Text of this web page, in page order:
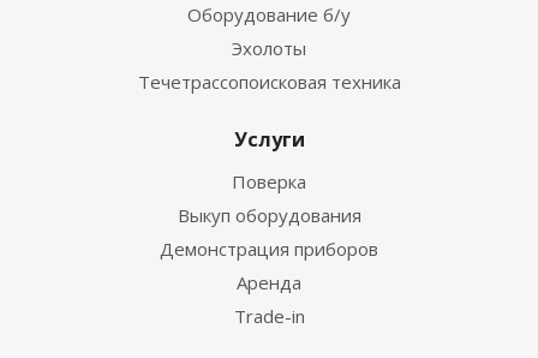
Оборудование б/у
Эхолоты
Течетрассопоисковая техника
Услуги
Поверка
Выкуп оборудования
Демонстрация приборов
Аренда
Trade-in